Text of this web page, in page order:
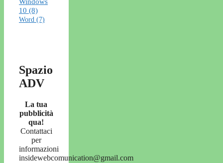
10 (8)
Word (7)
Spazio
ADV
La tua
pubblicità
qua!
Contattaci
per
informazioni
insidewebcomunication@gmail.com